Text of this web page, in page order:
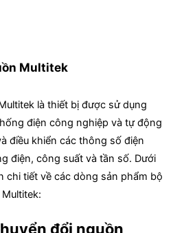
Multitek
là thiết bị được sử dụng
điện công nghiệp và tự động
điều khiển các thông số điện
điện, công suất và tần số. Dưới
chi tiết về các dòng sản phẩm bộ
đổi nguồn